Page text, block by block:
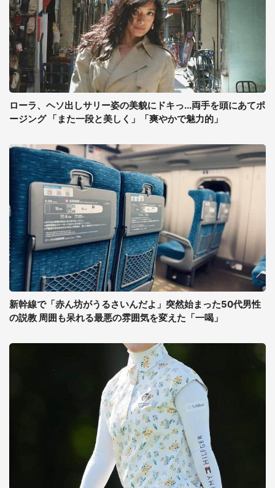
ローラ、ヘソ出しサリー姿の美貌にドキっ...両手を頭にあてポ
ージング 「また一段と美しく」「爽やかで魅力的」
新幹線で「赤ん坊がうるさいんだよ」突然始まった50代男性
の説教 周囲も呆れる最悪の雰囲気を変えた「一喝」